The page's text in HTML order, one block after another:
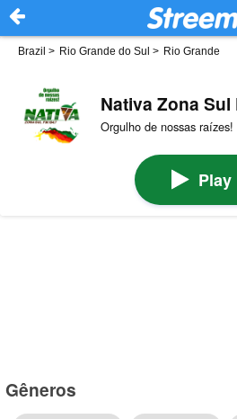
Brazil > Rio Grande do Sul > Rio Grande
Nativa Zona Sul
Orgulho de nossas raízes!
Play
Gêneros